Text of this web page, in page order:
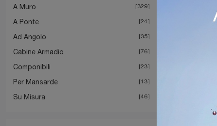
A Muro 329
A Ponte 24
Ad Angolo 35
Cabine Armadio 76
Componibili 23
Per Mansarde 13
Su Misura 46